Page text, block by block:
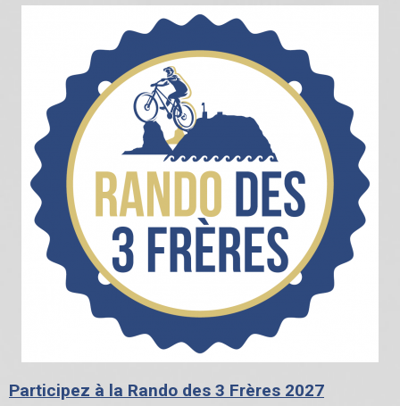
Participez à la Rando des 3 Frères 2027